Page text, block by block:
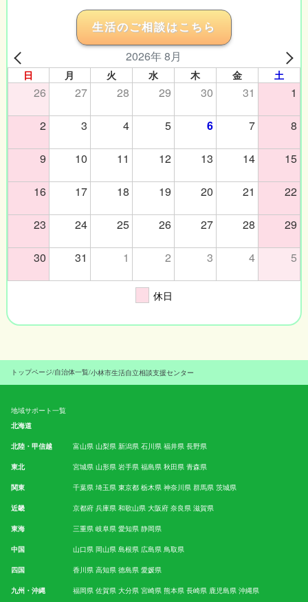
生活のご相談はこちら
2026年 8月
日 月 火 水 木 金 土
26 27 28 29 30 31 1
2 3 4 5 6 7 8
9 10 11 12 13 14 15
16 17 18 19 20 21 22
23 24 25 26 27 28 29
30 31 1 2 3 4 5
休日
トップページ/自治体一覧/小林市生活自立相談支援センター
地域サポート一覧
北海道
北陸・甲信越 富山県 山梨県 新潟県 石川県 福井県 長野県
東北 宮城県 山形県 岩手県 福島県 秋田県 青森県
関東 千葉県 埼玉県 東京都 栃木県 神奈川県 群馬県 茨城県
近畿 京都府 兵庫県 和歌山県 大阪府 奈良県 滋賀県
東海 三重県 岐阜県 愛知県 静岡県
中国 山口県 岡山県 島根県 広島県 鳥取県
四国 香川県 高知県 徳島県 愛媛県
九州・沖縄 福岡県 佐賀県 大分県 宮崎県 熊本県 長崎県 鹿児島県 沖縄県